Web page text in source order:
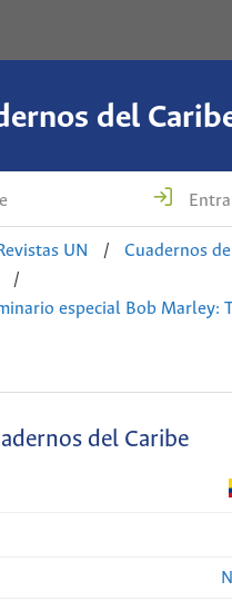
del
UN /
Cuadernos
/
especial Bob Marley:
del Caribe